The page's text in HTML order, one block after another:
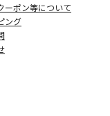
ーポン等について
ング